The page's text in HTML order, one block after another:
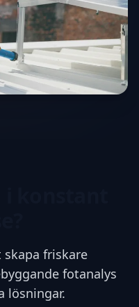
friskare
fotanalys
lösningar.